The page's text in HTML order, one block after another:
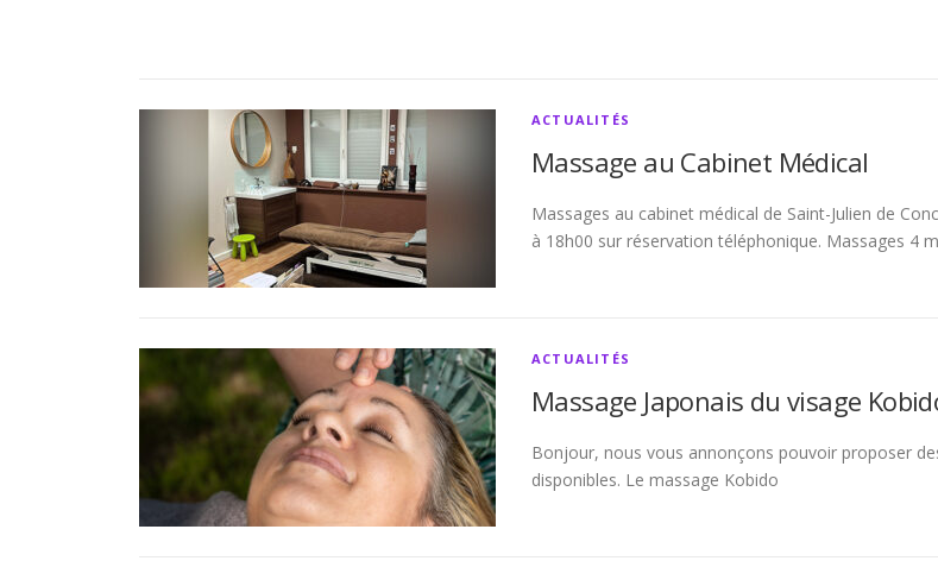
ACTUALITÉS
Massage au Cabinet Médical
Massages au cabinet médical de Saint-Julien de
à 18h00 sur réservation téléphonique. Massages 4
ACTUALITÉS
Massage Japonais du visage
Bonjour, nous vous annonçons pouvoir proposer
disponibles. Le massage Kobido